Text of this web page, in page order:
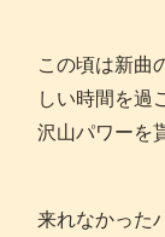
この頃は新曲
しい時間を過
沢山パワーを
来れなかった